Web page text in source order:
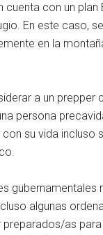
cuenta con un plan
En este caso,
en la
a un prepper
persona
su vida incluso
gubernamentales
algunas
preparados/as